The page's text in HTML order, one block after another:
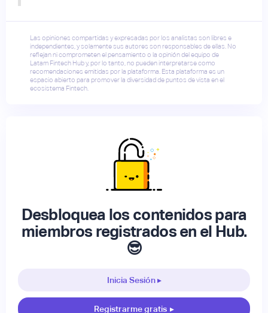
Las opiniones compartidas y expresadas por los analistas son libres e
independientes, y solamente sus autores son responsables de ellas. No
reflejan ni comprometen el pensamiento o la opinión del equipo de
Latam Fintech Hub y, por lo tanto, no pueden interpretarse como
recomendaciones emitidas por la plataforma. Esta plataforma es un
espacio abierto para promover la diversidad de puntos de vista en el
ecosistema Fintech.
Desbloquea los contenidos para
miembros registrados en el Hub.
😎
Inicia Sesión ▸
Registrarme gratis ▸